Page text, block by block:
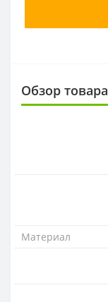
Обзор товара
Материал